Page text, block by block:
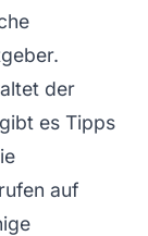
der
es Tipps
auf